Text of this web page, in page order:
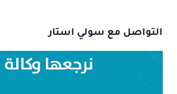
التواصل مع سولي استار